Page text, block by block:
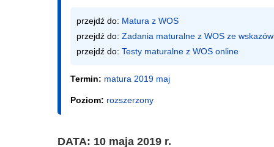
przejdź do: Matura z WOS
przejdź do: Zadania maturalne z WOS ze
przejdź do: Testy maturalne z WOS online
Termin: matura 2019 maj
Poziom: rozszerzony
DATA: 10 maja 2019 r.